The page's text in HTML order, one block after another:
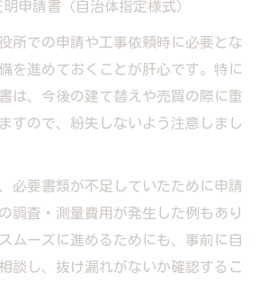
申請書（自治体指定様式）
所での申請や工事依頼時に必要とな
を進めておくことが肝心です。特に
は、今後の建て替えや売買の際に重
すので、紛失しないよう注意しまし
必要書類が不足していたために申請
調査・測量費用が発生した例もあり
ムーズに進めるためにも、事前に自
談し、抜け漏れがないか確認するこ